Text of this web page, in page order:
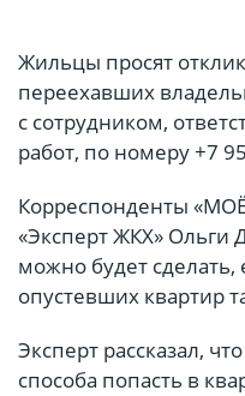
Жильцы просят
переехавших
с сотрудником,
работ, по номеру +7
Корреспонденты
«Эксперт ЖКХ» Ольги
можно будет
опустевших квартир
Эксперт рассказал,
способа попасть в